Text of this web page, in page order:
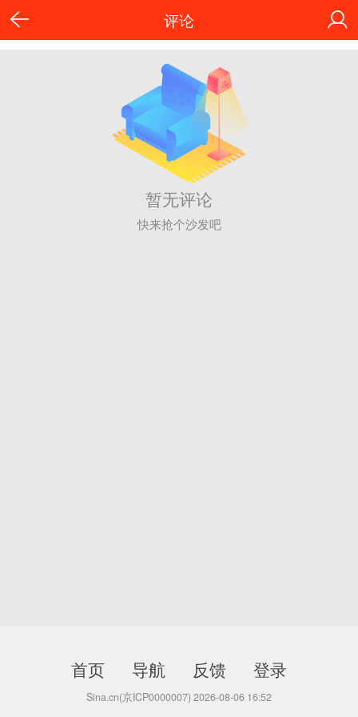
评论
暂无评论
快来抢个沙发吧
首页 导航 反馈 登录
Sina.cn(京ICP0000007) 2026-08-06 16:52